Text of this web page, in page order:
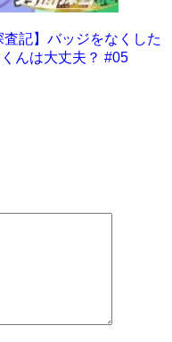
査記】バッジをなくした
んは大丈夫？ #05